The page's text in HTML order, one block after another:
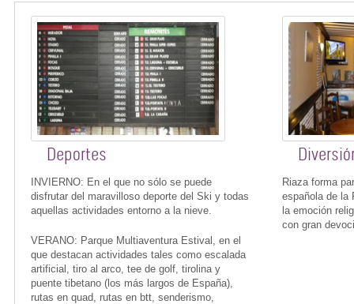
Deportes
INVIERNO: En el que no sólo se puede
disfrutar del maravilloso deporte del Ski y todas
aquellas actividades entorno a la nieve.
VERANO: Parque Multiaventura Estival, en el
que destacan actividades tales como escalada
artificial, tiro al arco, tee de golf, tirolina y
puente tibetano (los más largos de España),
rutas en quad, rutas en btt, senderismo,
Riaza forma
española de la
la emoción
con gran